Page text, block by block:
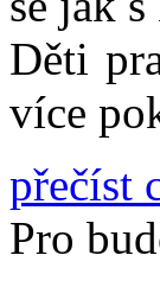
Děti
více
přečíst
Pro